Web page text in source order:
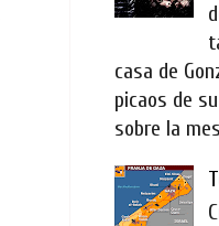
casa de
picaos de
sobre la